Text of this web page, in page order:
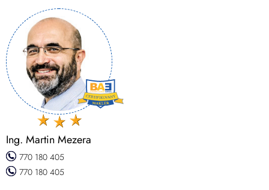
Ing. Martin Mezera
770 180 405
770 180 405